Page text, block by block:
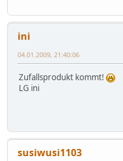
ini
04.01.2009, 21:40:06
Zufallsprodukt kommt!
LG ini
susiwusi1103